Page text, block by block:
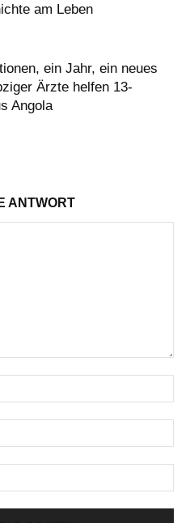
am Leben
ein Jahr, ein neues
Ärzte helfen 13-
Angola
ANTWORT